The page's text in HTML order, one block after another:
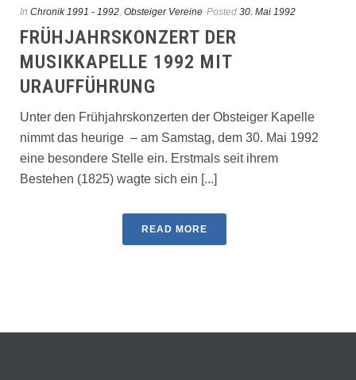
In Chronik 1991 - 1992 Obsteiger Vereine Posted 30. Mai 1992
FRÜHJAHRSKONZERT DER
MUSIKKAPELLE 1992 MIT
URAUFFÜHRUNG
Unter den Frühjahrskonzerten der Obsteiger Kapelle
nimmt das heurige – am Samstag, dem 30. Mai 1992
eine besondere Stelle ein. Erstmals seit ihrem
Bestehen (1825) wagte sich ein [...]
READ MORE